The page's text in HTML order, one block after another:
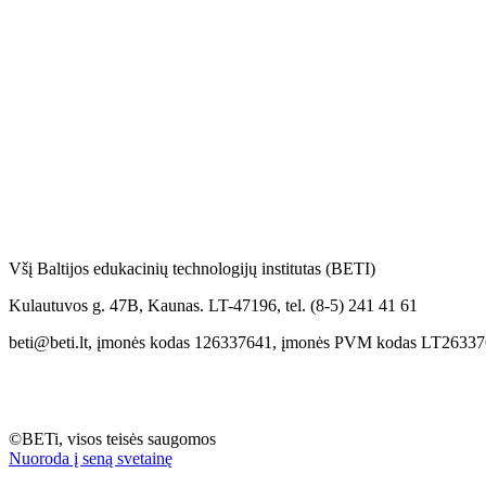
Všį Baltijos edukacinių technologijų institutas (BETI)
Kulautuvos g. 47B, Kaunas. LT-47196, tel. (8-5) 241 41 61
beti@beti.lt, įmonės kodas 126337641, įmonės PVM kodas
©BETi, visos teisės saugomos
Nuoroda į seną svetainę